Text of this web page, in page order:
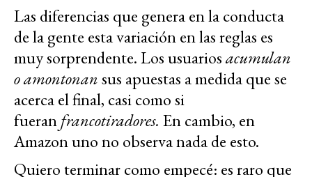
Las diferencias que genera en la conducta
de la gente esta variación en las reglas es
muy sorprendente. Los usuariosacumulan
o amontonansus apuestas a medida que se
acerca el final, casi como si
fueranfrancotiradores. En cambio, en
Amazon uno no observa nada de esto.
Quiero terminar como empecé: es raro que